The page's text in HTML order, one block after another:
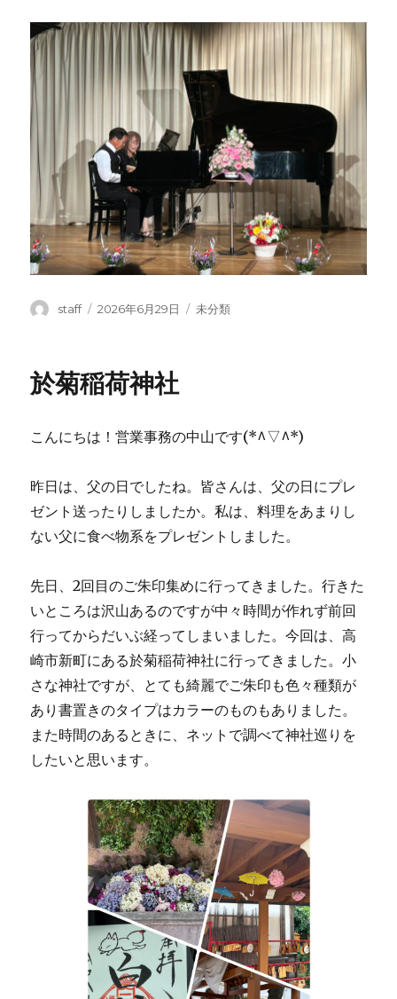
投
staff
投
2026年6月29日
カ
未分類
於菊稲荷神社
こんにちは！営業事務の中山です(*^▽^*)
昨日は、父の日でしたね。皆さんは、父の日にプレ
ゼント送ったりしましたか。私は、料理をあまりし
ない父に食べ物系をプレゼントしました。
先日、2回目のご朱印集めに行ってきました。行きた
いところは沢山あるのですが中々時間が作れず前回
行ってからだいぶ経ってしまいました。今回は、高
崎市新町にある於菊稲荷神社に行ってきました。小
さな神社ですが、とても綺麗でご朱印も色々種類が
あり書置きのタイプはカラーのものもありました。
また時間のあるときに、ネットで調べて神社巡りを
したいと思います。